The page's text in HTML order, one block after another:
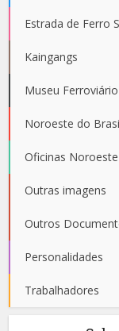
Estrada de Ferro
Kaingangs
Museu Ferroviário
Noroeste do
Oficinas Noroeste
Outras imagens
Outros
Personalidades
Trabalhadores